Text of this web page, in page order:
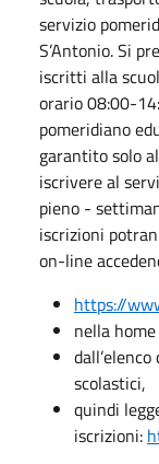
servizio
S’Antonio. Si
iscritti alla
orario 08:00-
pomeridiano
garantito solo
iscrivere al
pieno -
iscrizioni
on-line
https://
nella
scolastici,
quindi
iscrizioni: